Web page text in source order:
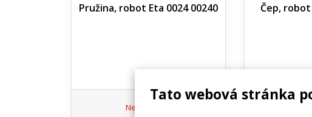
Tato webová stránka
Pružina, robot Eta 0024 00240
Nedostupné
Čep, robot